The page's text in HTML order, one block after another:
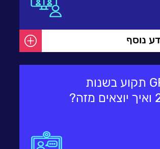
נוסף
למה GRC תקוע בשנות